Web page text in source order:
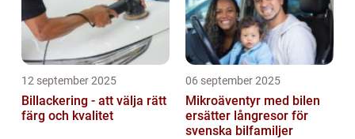
12 september 2025
Billackering - att välja rätt
färg och kvalitet
06 september 2025
Mikroäventyr med bilen
ersätter långresor för
svenska bilfamiljer